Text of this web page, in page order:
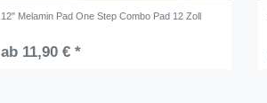
12" Melamin Pad One Step Combo Pad 12 Zoll
ab 11,90 € *